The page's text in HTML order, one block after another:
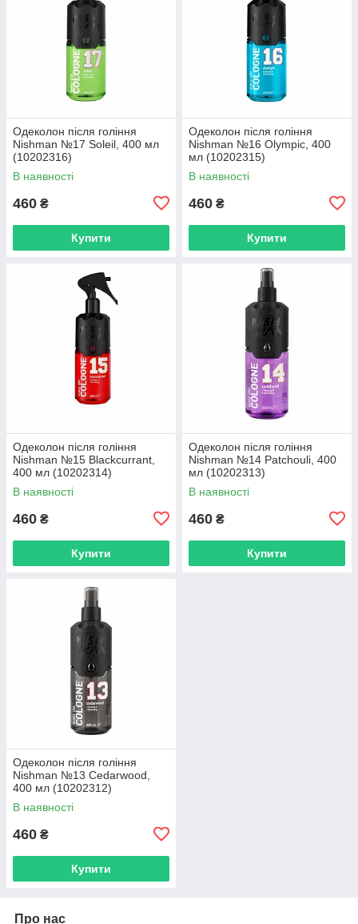
Одеколон після гоління
Nishman №17 Soleil, 400 мл
(10202316)
В наявності
460 ₴
Купити
Одеколон після гоління
Nishman №16 Olympic, 400
мл (10202315)
В наявності
460 ₴
Купити
Одеколон після гоління
Nishman №15 Blackcurrant,
400 мл (10202314)
В наявності
460 ₴
Купити
Одеколон після гоління
Nishman №14 Patchouli, 400
мл (10202313)
В наявності
460 ₴
Купити
Одеколон після гоління
Nishman №13 Cedarwood,
400 мл (10202312)
В наявності
460 ₴
Купити
Про нас